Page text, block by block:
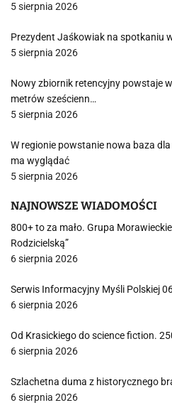
5 sierpnia 2026
Prezydent Jaśkowiak na spotkaniu
5 sierpnia 2026
Nowy zbiornik retencyjny powstaje
metrów sześcienn…
5 sierpnia 2026
W regionie powstanie nowa baza
ma wyglądać
5 sierpnia 2026
NAJNOWSZE WIADOMOŚCI
800+ to za mało. Grupa
Rodzicielską”
6 sierpnia 2026
Serwis Informacyjny Myśli Polskiej
6 sierpnia 2026
Od Krasickiego do science fiction.
6 sierpnia 2026
Szlachetna duma z historycznego
6 sierpnia 2026